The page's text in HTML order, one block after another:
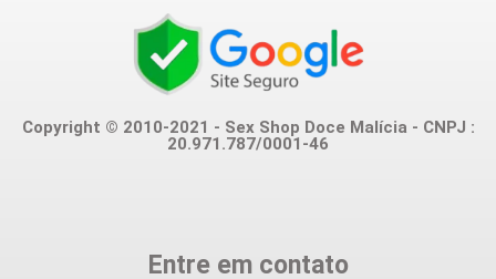
Copyright © 2010-2021 - Sex Shop Doce Malícia - CNPJ :
20.971.787/0001-46
Entre em contato